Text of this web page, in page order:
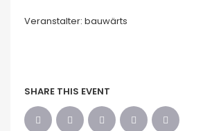
Veranstalter: bauwärts
SHARE THIS EVENT